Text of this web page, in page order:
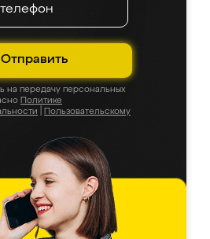
Отправить
на передачу персональных
Политике
Пользовательскому